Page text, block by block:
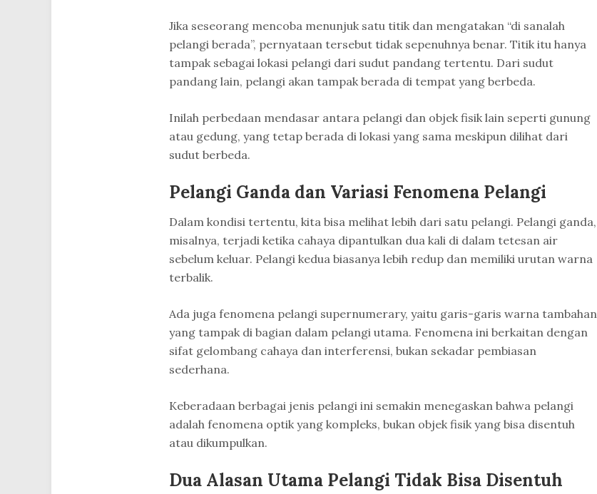
Jika seseorang mencoba menunjuk satu titik dan mengatakan “di sanalah
pelangi berada”, pernyataan tersebut tidak sepenuhnya benar. Titik itu hanya
tampak sebagai lokasi pelangi dari sudut pandang tertentu. Dari sudut
pandang lain, pelangi akan tampak berada di tempat yang berbeda.
Inilah perbedaan mendasar antara pelangi dan objek fisik lain seperti gunung
atau gedung, yang tetap berada di lokasi yang sama meskipun dilihat dari
sudut berbeda.
Pelangi Ganda dan Variasi Fenomena Pelangi
Dalam kondisi tertentu, kita bisa melihat lebih dari satu pelangi. Pelangi ganda,
misalnya, terjadi ketika cahaya dipantulkan dua kali di dalam tetesan air
sebelum keluar. Pelangi kedua biasanya lebih redup dan memiliki urutan warna
terbalik.
Ada juga fenomena pelangi supernumerary, yaitu garis-garis warna tambahan
yang tampak di bagian dalam pelangi utama. Fenomena ini berkaitan dengan
sifat gelombang cahaya dan interferensi, bukan sekadar pembiasan
sederhana.
Keberadaan berbagai jenis pelangi ini semakin menegaskan bahwa pelangi
adalah fenomena optik yang kompleks, bukan objek fisik yang bisa disentuh
atau dikumpulkan.
Dua Alasan Utama Pelangi Tidak Bisa Disentuh